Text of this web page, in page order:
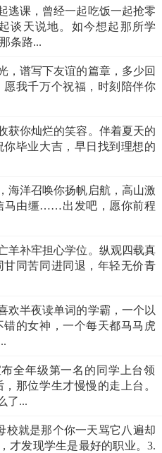
逃课，曾经一起吃饭一起抢零
谈天说地。如今想起那所学
条路...
，谱写下友谊的篇章，多少回
我千万个祝福，时刻陪伴你
获你灿烂的笑容。伴着夏天的
毕业大吉，早日找到理想的
海洋召唤你扬帆启航，高山激
马由缰……出发吧，愿你前程
羊补牢担心学位。纵观四载真
同苦同进同退，年轻无价青
欢半夜读单词的学霸，一个以
的女神，一个每天都马马虎
全年级第一名的同学上台领
那位学生才慢慢的走上台。
了...
校就是那个你一天骂它八遍却
才发现学生是最好的职业。3.